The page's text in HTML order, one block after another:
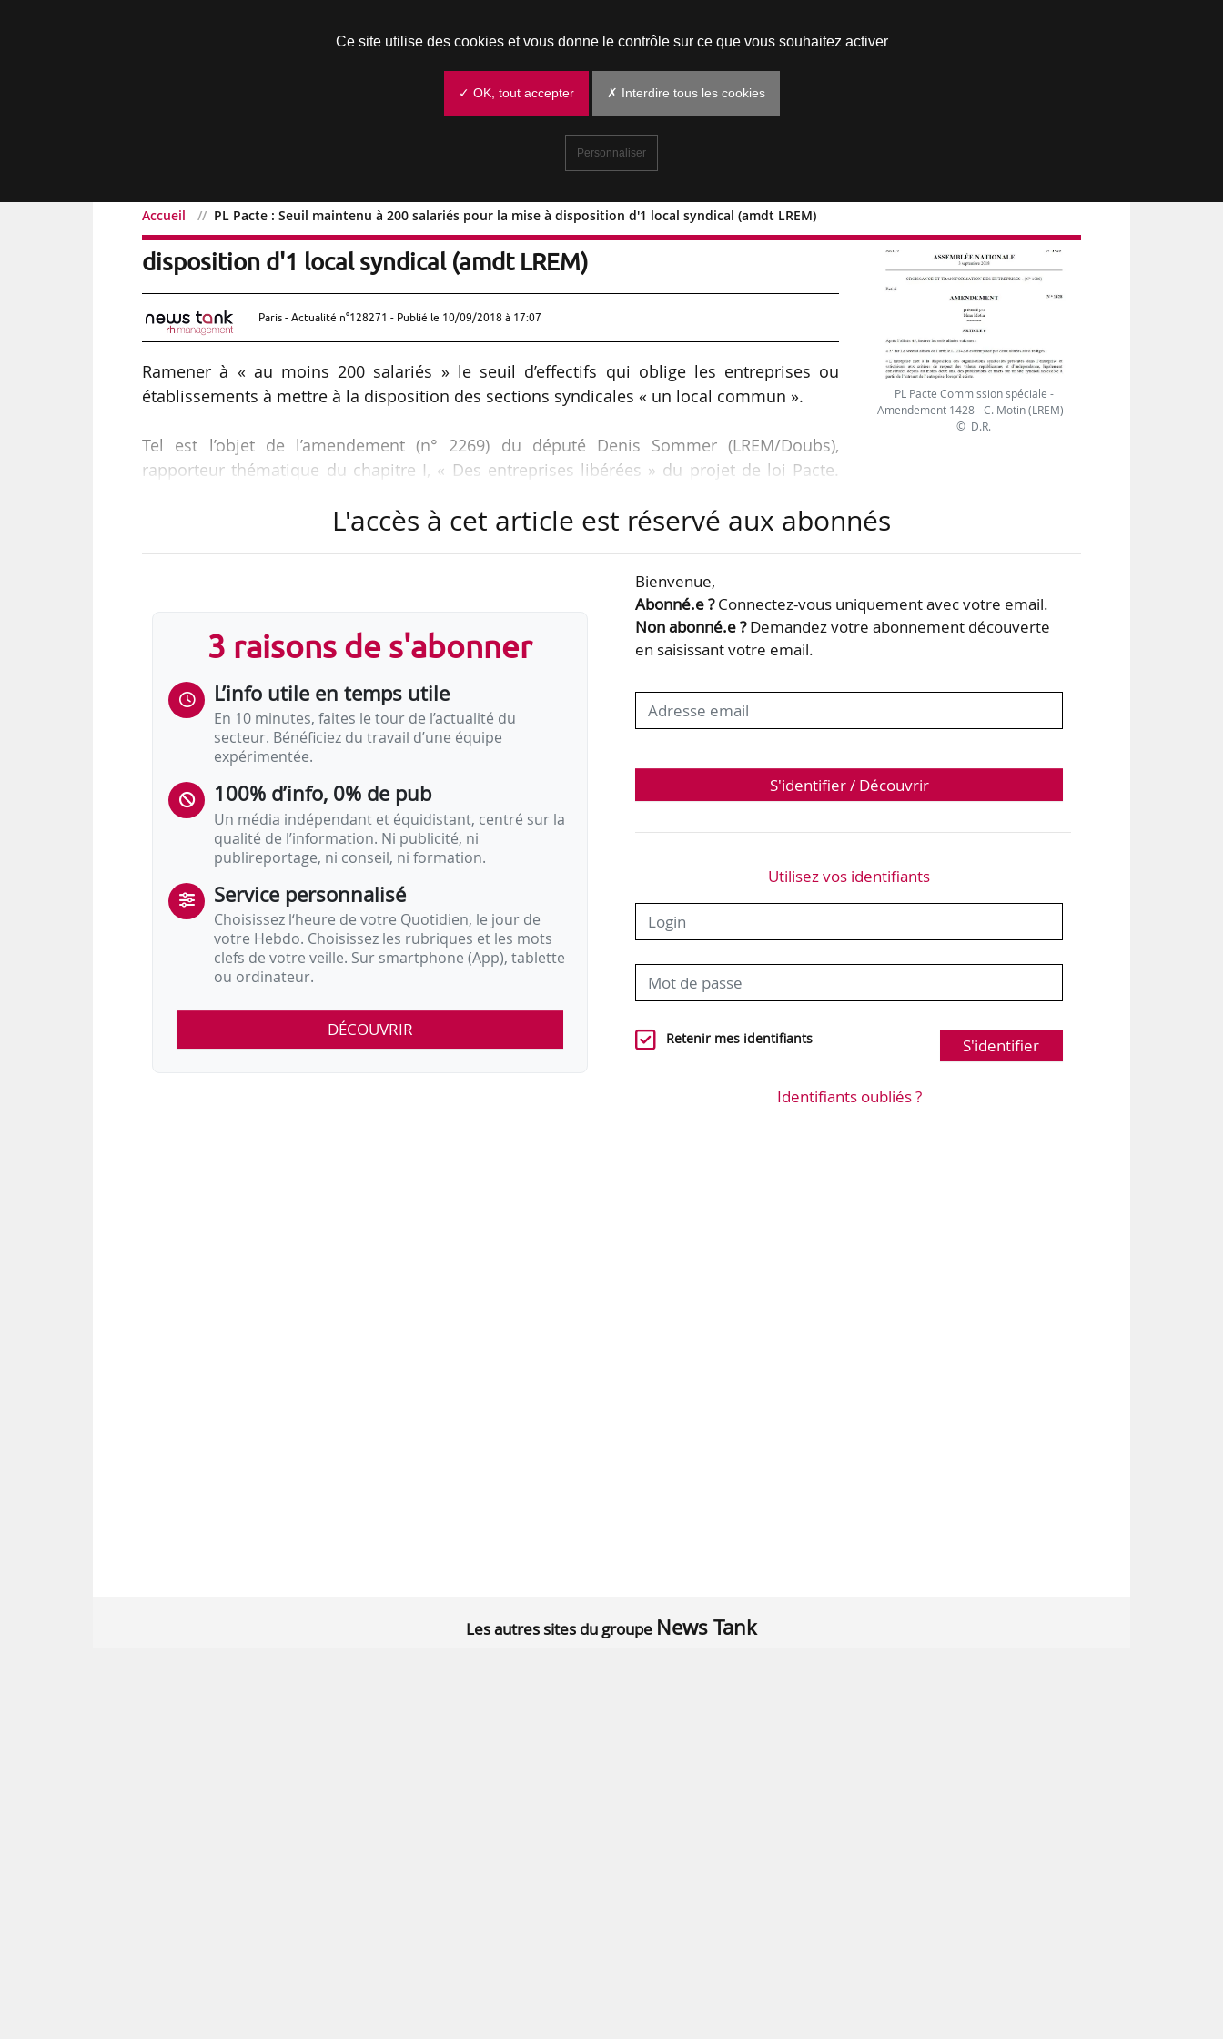
Accueil PL Pacte : Seuil maintenu à 200 salariés pour la mise à disposition d'1 local syndical (amdt LREM)
PL Pacte : Seuil maintenu à 200 salariés pour la mise à
disposition d'1 local syndical (amdt LREM)
Paris - Actualité n°128271 - Publié le 10/09/2018 à 17:07
Ramener à « au moins 200 salariés » le seuil d’effectifs qui oblige les entreprises ou
établissements à mettre à la disposition des sections syndicales « un local commun ».
Tel est l’objet de l’amendement (n° 2269) du député Denis Sommer (LREM/Doubs),
rapporteur thématique du chapitre I, « Des entreprises libérées » du projet de loi Pacte.
avec l’avis favorable du Gouvernement le 06/09/2018.
doit être mis à disposition des sections syndicales. Le projet de loi Pacte (alinéa 45)
prévoyait, dans sa version initiale, de porter ce seuil à 250 salariés.
PL Pacte Commission spéciale -
Amendement 1428 - C. Motin (LREM) -
© D.R.
L'accès à cet article est réservé aux abonnés
3 raisons de s'abonner
L’info utile en temps utile
En 10 minutes, faites le tour de l’actualité du
secteur. Bénéficiez du travail d’une équipe
expérimentée.
100% d’info, 0% de pub
Un média indépendant et équidistant, centré sur la
qualité de l’information. Ni publicité, ni
publireportage, ni conseil, ni formation.
Service personnalisé
Choisissez l‘heure de votre Quotidien, le jour de
votre Hebdo. Choisissez les rubriques et les mots
clefs de votre veille. Sur smartphone (App), tablette
ou ordinateur.
DÉCOUVRIR
Bienvenue,
Abonné.e ?Connectez-vous uniquement avec votre email.
Non abonné.e ?Demandez votre abonnement découverte
en saisissant votre email.
S'identifier / Découvrir
Utilisez vos identifiants
Retenir mes identifiants S'identifier
Identifiants oubliés ?
Les autres sites du groupe News Tank
Ce site utilise des cookies et vous donne le contrôle sur ce que vous souhaitez activer
✓ OK, tout accepter ✗ Interdire tous les cookies
Personnaliser